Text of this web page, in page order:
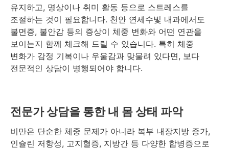
유지하고, 명상이나 취미 활동 등으로 스트레스를
조절하는 것이 필요합니다. 천안 연세수빛 내과에서도
불면증, 불안감 등의 증상이 체중 변화와 어떤 연관을
보이는지 함께 체크해 드릴 수 있습니다. 특히 체중
변화가 감정 기복이나 우울감과 맞물려 있다면, 보다
전문적인 상담이 병행되어야 합니다.
전문가 상담을 통한 내 몸 상태 파악
비만은 단순한 체중 문제가 아니라 복부 내장지방 증가,
인슐린 저항성, 고지혈증, 지방간 등 다양한 합병증으로